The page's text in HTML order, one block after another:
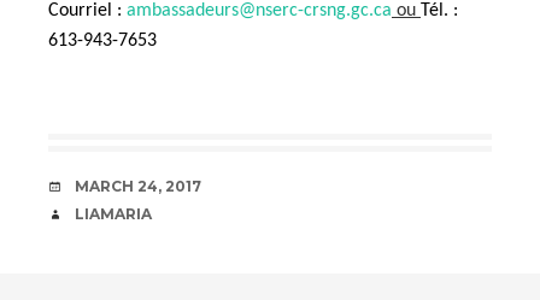
Courriel : ambassadeurs@nserc-crsng.gc.ca ou Tél. :
613-943-7653
DATE
MARCH 24, 2017
AUTHOR
LIAMARIA